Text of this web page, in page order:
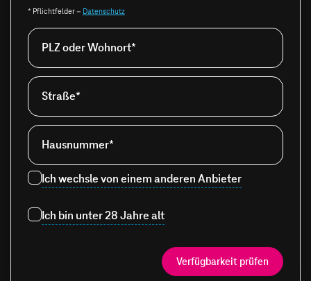
* Pflichtfelder – Datenschutz
PLZ oder Wohnort*
Straße*
Hausnummer*
Ich wechsle von einem anderen Anbieter
Ich bin unter 28 Jahre alt
Verfügbarkeit prüfen